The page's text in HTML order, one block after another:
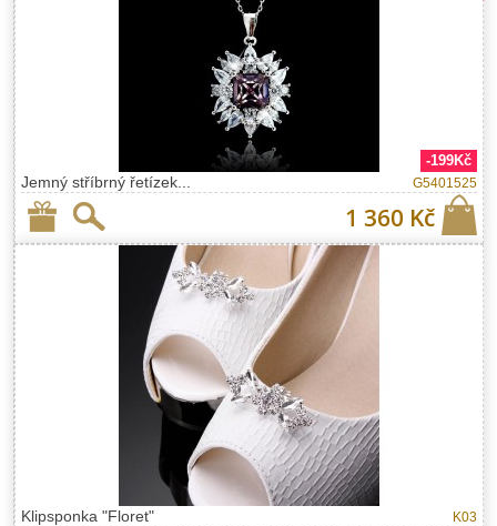
Jemný stříbrný řetízek...
-199Kč
G5401525
1 360 Kč
Klipsponka "Floret" K03